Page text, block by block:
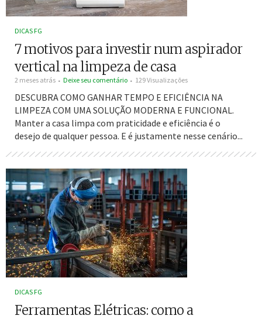
DICAS FG
7 motivos para investir num aspirador
vertical na limpeza de casa
2 meses atrás Deixe seu comentário 129 Visualizações
DESCUBRA COMO GANHAR TEMPO E EFICIÊNCIA NA
LIMPEZA COM UMA SOLUÇÃO MODERNA E FUNCIONAL.
Manter a casa limpa com praticidade e eficiência é o
desejo de qualquer pessoa. E é justamente nesse cenário...
DICAS FG
Ferramentas Elétricas: como a